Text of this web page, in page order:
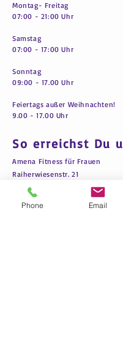
Montag- Freitag
07:00 - 21:00 Uhr
Samstag
07:00 - 17:00 Uhr
Sonntag
09:00 - 17.00 Uhr
Feiertags außer Weihnachten!
9.00 - 17.00 Uhr
So erreichst Du
Amena Fitness für Frauen
Raiherwiesenstr. 21
76227 Karlsruhe-Durlach
Phone Email